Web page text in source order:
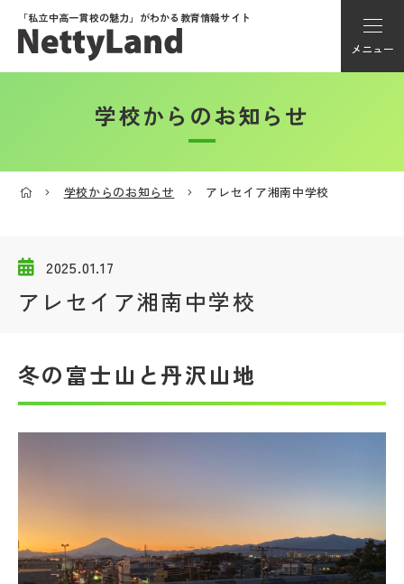
「私立中高一貫校の魅力」がわかる教育情報サイト
メニュー
アカウント登録
学校選び
私学探検隊
よみもの
学校からのお知らせ
学校からのお知らせ アレセイア湘南中学校
2025.01.17
アレセイア湘南中学校
冬の富士山と丹沢山地